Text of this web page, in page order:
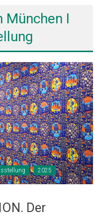
München I
2025
Der